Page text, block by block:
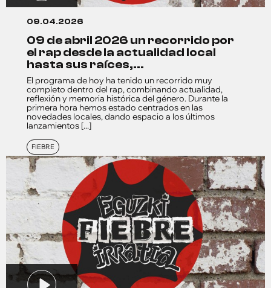
09.04.2026
09 de abril 2026 un recorrido por
el rap desde la actualidad local
hasta sus raíces,...
El programa de hoy ha tenido un recorrido muy
completo dentro del rap, combinando actualidad,
reflexión y memoria histórica del género. Durante la
primera hora hemos estado centrados en las
novedades locales, dando espacio a los últimos
lanzamientos [...]
FIEBRE